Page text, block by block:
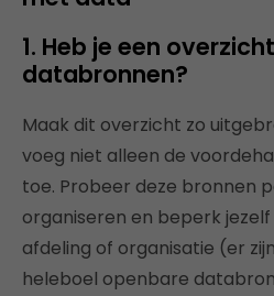
1. Heb je een
databronnen?
Maak dit overzicht zo
voeg niet alleen de
toe. Probeer deze bronnen
organiseren en beperk
afdeling of organisatie (er
heleboel openbare